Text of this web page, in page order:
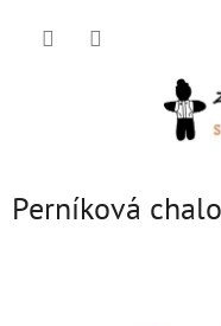
Perníková